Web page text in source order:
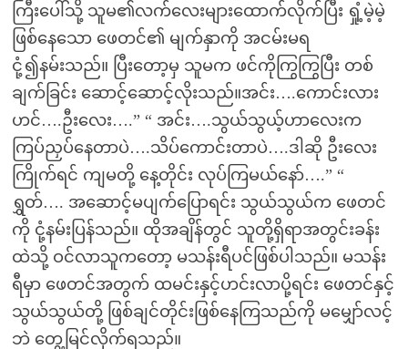
ကြီးပေါ်သို့ သူမ၏လက်လေးများထောက်လိုက်ပြီး ရှုံ့မဲ့မဲ့
ဖြစ်နေသော ဖေတင်၏ မျက်နှာကို အငမ်းမရ
ငုံ့၍နမ်းသည်။ ပြီးတော့မှ သူမက ဖင်ကိုကြွကြွပြီး တစ်
ချက်ခြင်း ဆောင့်ဆောင့်လိုးသည်။အင်း….ကောင်းလား
ဟင်….ဦးလေး….” “ အင်း….သွယ်သွယ့်ဟာလေးက
ကြပ်ညှပ်နေတာပဲ….သိပ်ကောင်းတာပဲ….ဒါဆို ဦးလေး
ကြိုက်ရင် ကျမတို့ နေ့တိုင်း လုပ်ကြမယ်နော်….” “
ရွှတ်…. အဆောင့်မပျက်ပြောရင်း သွယ်သွယ်က ဖေတင်
ကို ငုံ့နမ်းပြန်သည်။ ထိုအချိန်တွင် သူတို့ရှိရာအတွင်းခန်း
ထဲသို့ ဝင်လာသူကတော့ မသန်းရီပင်ဖြစ်ပါသည်။ မသန်း
ရီမှာ ဖေတင်အတွက် ထမင်းနှင့်ဟင်းလာပို့ရင်း ဖေတင်နှင့်
သွယ်သွယ်တို့ ဖြစ်ချင်တိုင်းဖြစ်နေကြသည်ကို မမျှော်လင့်
ဘဲ တွေ့မြင်လိုက်ရသည်။